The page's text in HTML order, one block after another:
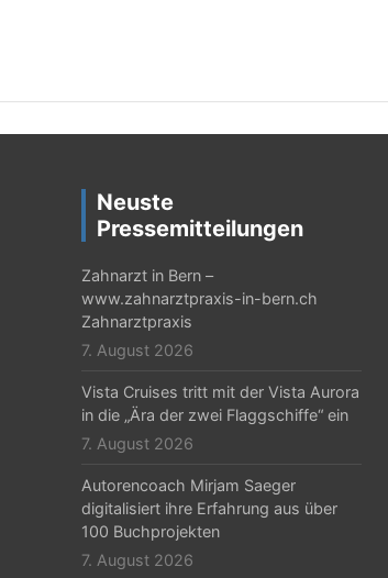
Neuste
Pressemitteilungen
Zahnarzt in Bern –
www.zahnarztpraxis-in-bern.ch
Zahnarztpraxis
7. August 2026
Vista Cruises tritt mit der Vista Aurora
in die „Ära der zwei Flaggschiffe“ ein
7. August 2026
Autorencoach Mirjam Saeger
digitalisiert ihre Erfahrung aus über
100 Buchprojekten
7. August 2026